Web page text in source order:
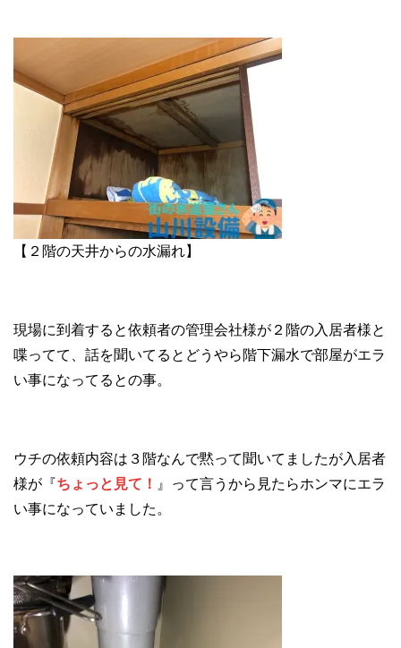
【２階の天井からの水漏れ】
現場に到着すると依頼者の管理会社様が２階の入居者様と
喋ってて、話を聞いてるとどうやら階下漏水で部屋がエラ
い事になってるとの事。
ウチの依頼内容は３階なんで黙って聞いてましたが入居者
様が『ちょっと見て！ 』って言うから見たらホンマにエラ
い事になっていました。